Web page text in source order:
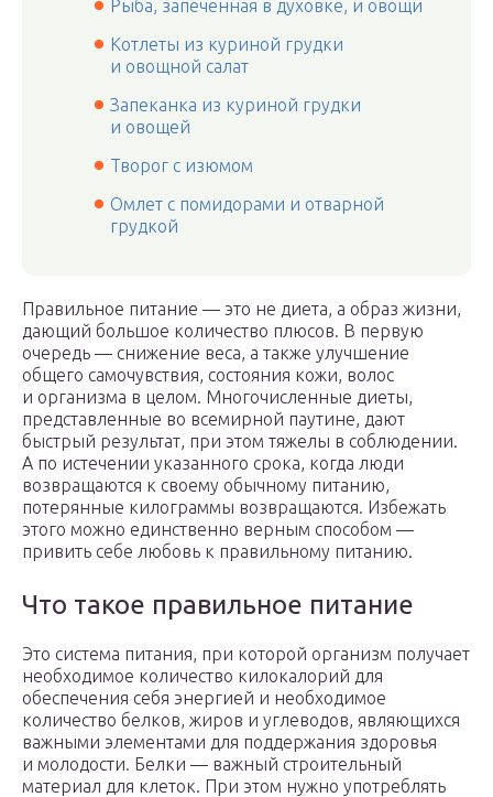
Рыба, запеченная в духовке, и овощи
Котлеты из куриной грудки
и овощной салат
Запеканка из куриной грудки
и овощей
Творог с изюмом
Омлет с помидорами и отварной
грудкой
Правильное питание — это не диета, а образ жизни,
дающий большое количество плюсов. В первую
очередь — снижение веса, а также улучшение
общего самочувствия, состояния кожи, волос
и организма в целом. Многочисленные диеты,
представленные во всемирной паутине, дают
быстрый результат, при этом тяжелы в соблюдении.
А по истечении указанного срока, когда люди
возвращаются к своему обычному питанию,
потерянные килограммы возвращаются. Избежать
этого можно единственно верным способом —
привить себе любовь к правильному питанию.
Что такое правильное питание
Это система питания, при которой организм получает
необходимое количество килокалорий для
обеспечения себя энергией и необходимое
количество белков, жиров и углеводов, являющихся
важными элементами для поддержания здоровья
и молодости. Белки — важный строительный
материал для клеток. При этом нужно употреблять